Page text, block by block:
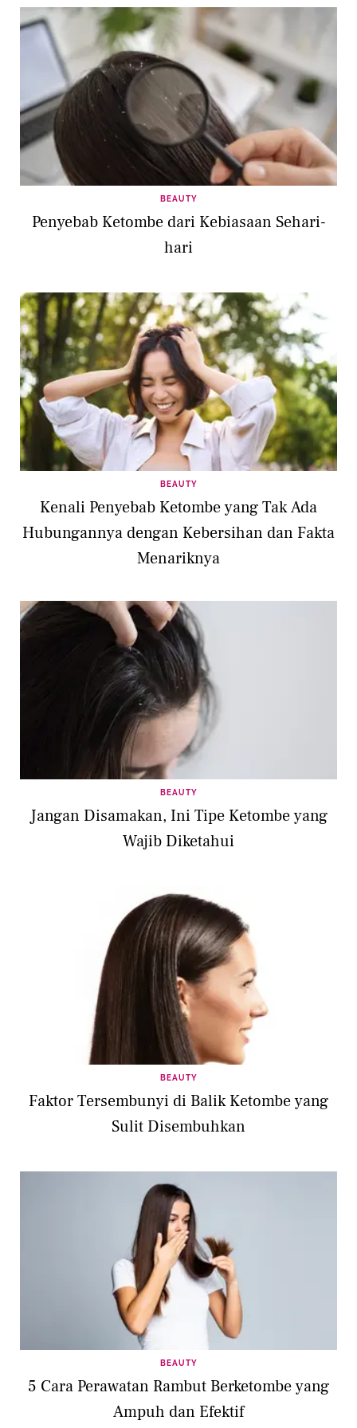
BEAUTY
Penyebab Ketombe dari Kebiasaan Sehari-
hari
BEAUTY
Kenali Penyebab Ketombe yang Tak Ada
Hubungannya dengan Kebersihan dan Fakta
Menariknya
BEAUTY
Jangan Disamakan, Ini Tipe Ketombe yang
Wajib Diketahui
BEAUTY
Faktor Tersembunyi di Balik Ketombe yang
Sulit Disembuhkan
BEAUTY
5 Cara Perawatan Rambut Berketombe yang
Ampuh dan Efektif